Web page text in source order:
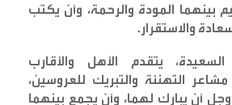
بينهما المودة والرحمة، وأن يكتب
والاستقرار.
يتقدم الأهل والأقارب
التهنئة والتبريك للعروسين،
أن يبارك لهما، وأن يجمع بينهما